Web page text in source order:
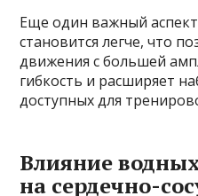
Еще один важный
становится легче, что
движения с большей
гибкость и расширяет
доступных для
Влияние
на сердечно-